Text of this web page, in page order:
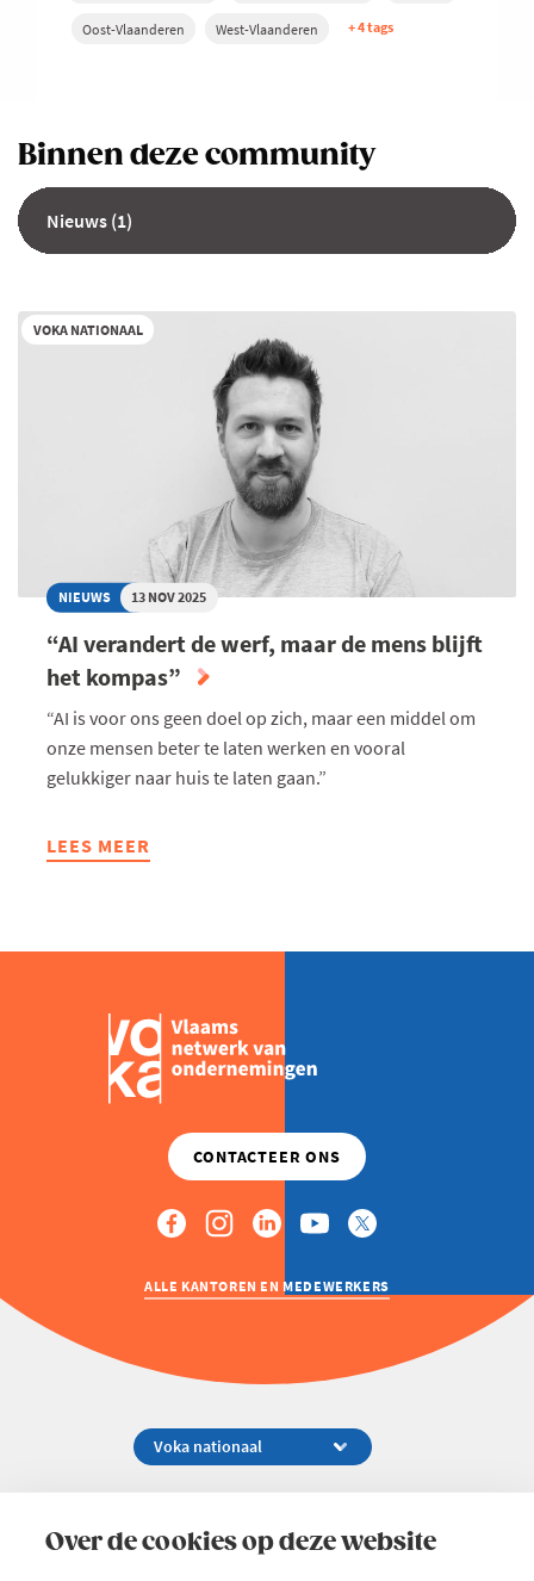
Over de cookies op deze website
Oost-Vlaanderen West-Vlaanderen + 4 tags
Binnen deze community
Nieuws (1)
VOKA NATIONAAL
NIEUWS 13 NOV 2025
“AI verandert de werf, maar de mens blijft
het kompas”
“AI is voor ons geen doel op zich, maar een middel om
onze mensen beter te laten werken en vooral
gelukkiger naar huis te laten gaan.”
LEES MEER
ABOUT
WERF,
BLIJFT
ALLE KANTOREN EN MEDEWERKERS
02 229 81 11